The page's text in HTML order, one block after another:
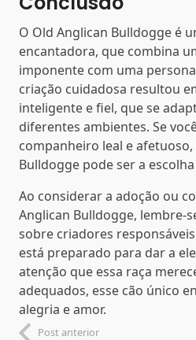
O Old Anglican Bulldogge é
encantadora, que combina
imponente com uma
criação cuidadosa resultou
inteligente e fiel, que se
diferentes ambientes. Se
companheiro leal e
Bulldogge pode ser a
Ao considerar a adoção ou
Anglican Bulldogge, lembre-
sobre criadores
está preparado para dar a
atenção que essa raça
adequados, esse cão único
alegria e amor.
Post anterior